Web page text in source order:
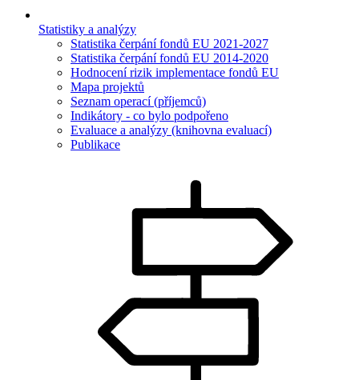
Statistiky a analýzy
Statistika čerpání fondů EU 2021-2027
Statistika čerpání fondů EU 2014-2020
Hodnocení rizik implementace fondů EU
Mapa projektů
Seznam operací (příjemců)
Indikátory - co bylo podpořeno
Evaluace a analýzy (knihovna evaluací)
Publikace